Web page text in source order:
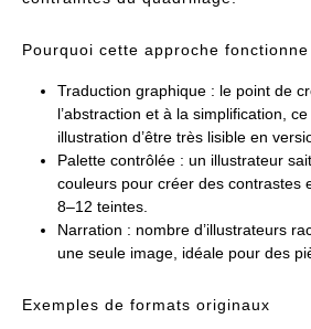
Pourquoi cette approche fonctionne
Traduction graphique : le point de
l’abstraction et à la simplification,
illustration d’être très lisible en
Palette contrôlée : un illustrateur
couleurs pour créer des contrastes
8–12 teintes.
Narration : nombre d’illustrateurs
une seule image, idéale pour des
Exemples de formats originaux